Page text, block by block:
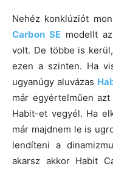
Nehéz konklúziót
Carbon SE modellt
volt. De többe is
ezen a szinten. Ha
ugyanúgy aluvázas
már egyértelműen
Habit-et vegyél. Ha
már majdnem le is
lendíteni a
akarsz akkor Habit